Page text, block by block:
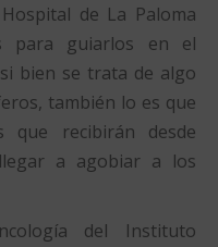
de La Paloma
para guiarlos en el
bien se trata de algo
también lo es que
que recibirán desde
a agobiar a los
del Instituto